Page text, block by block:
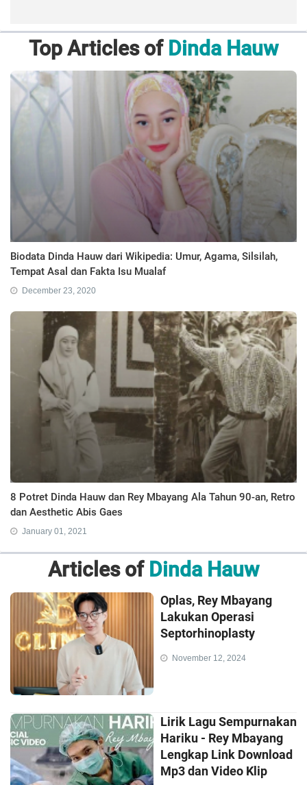
Top Articles of Dinda Hauw
Biodata Dinda Hauw dari Wikipedia: Umur, Agama, Silsilah,
Tempat Asal dan Fakta Isu Mualaf
December 23, 2020
8 Potret Dinda Hauw dan Rey Mbayang Ala Tahun 90-an, Retro
dan Aesthetic Abis Gaes
January 01, 2021
Articles of Dinda Hauw
Oplas, Rey Mbayang
Lakukan Operasi
Septorhinoplasty
November 12, 2024
Lirik Lagu Sempurnakan
Hariku - Rey Mbayang
Lengkap Link Download
Mp3 dan Video Klip